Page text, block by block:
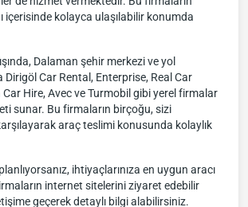
içerisinde kolayca ulaşılabilir konumda
Dalaman şehir merkezi ve yol
Dirigöl Car Rental, Enterprise, Real Car
Hire, Avec ve Turmobil gibi yerel firmalar
sunar. Bu firmaların birçoğu, sizi
araç teslimi konusunda kolaylık
ihtiyaçlarınıza en uygun aracı
internet sitelerini ziyaret edebilir
geçerek detaylı bilgi alabilirsiniz.